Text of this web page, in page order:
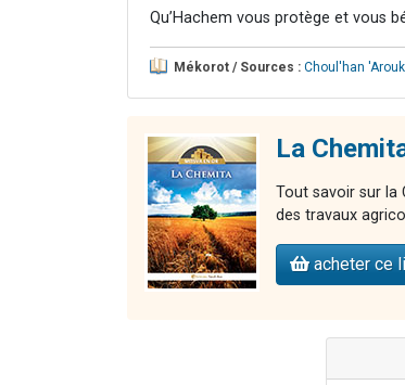
Qu’Hachem vous protège et vous
Mékorot / Sources : Choul'han
La
Tout savoir sur la
des travaux
acheter ce